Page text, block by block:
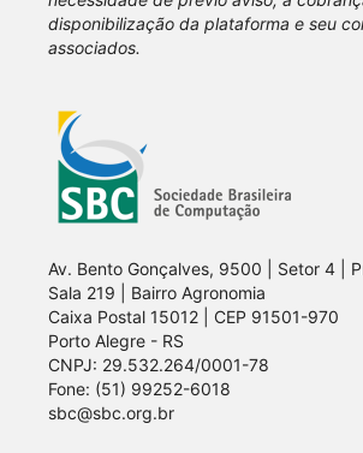
disponibilização da plataforma e seu
associados.
Av. Bento Gonçalves, 9500 | Setor 4 |
Sala 219 | Bairro Agronomia
Caixa Postal 15012 | CEP 91501-970
Porto Alegre - RS
CNPJ: 29.532.264/0001-78
Fone: (51) 99252-6018
sbc@sbc.org.br